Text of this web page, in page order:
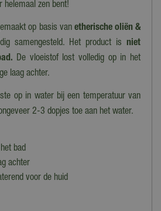
helemaal zen bent!
op basis van etherische oliën &
samengesteld. Het product is niet
De vloeistof lost volledig op in het
laag achter.
op in water bij een temperatuur van
2-3 dopjes toe aan het water.
bad
achter
voor de huid